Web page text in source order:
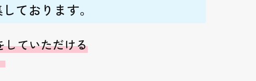
ております。
していただける